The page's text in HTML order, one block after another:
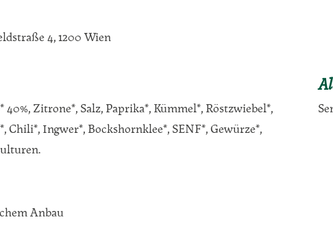
4, 1200 Wien
40%, Zitrone*, Salz, Paprika*, Kümmel*, Röstzwiebel*,
Chili*, Ingwer*, Bockshornklee*, SENF*, Gewürze*,
Anbau